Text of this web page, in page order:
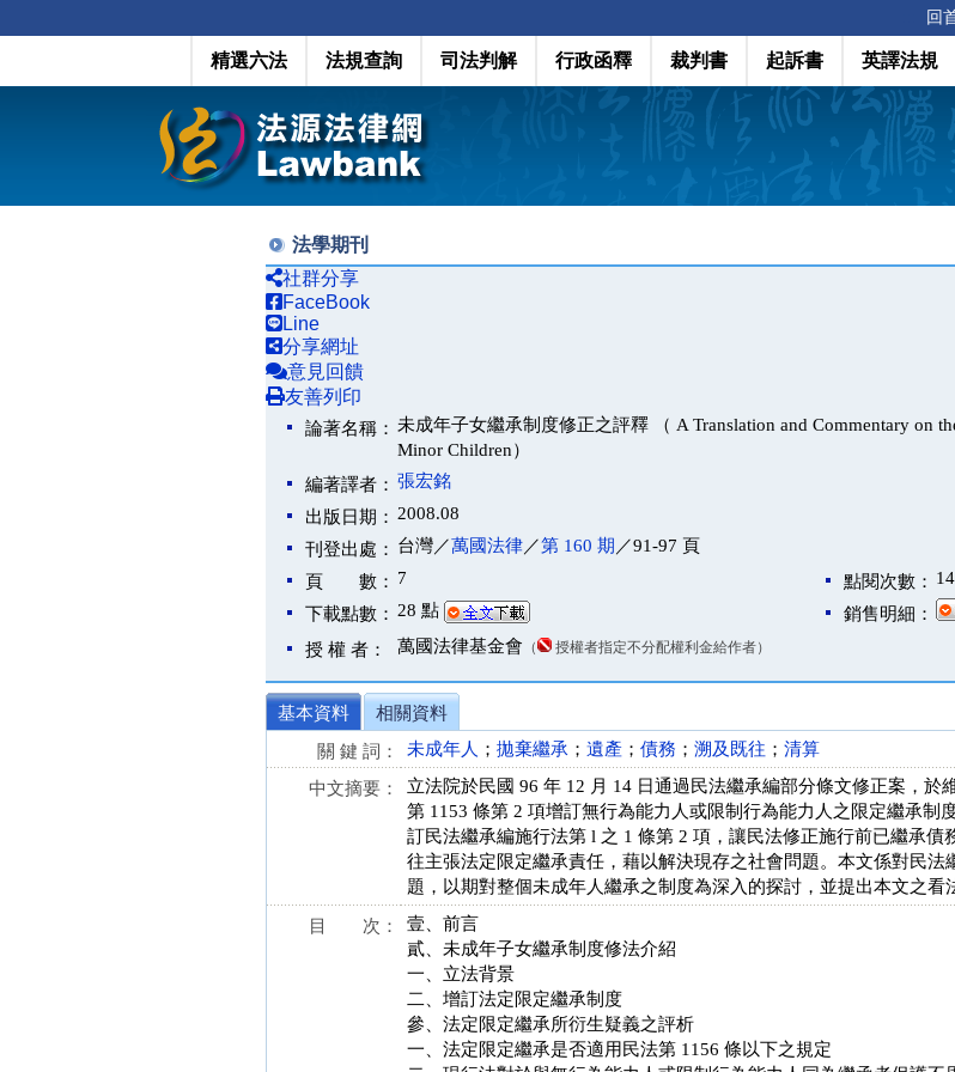
回
精選六法 法規查詢 司法判解 行政函釋 裁判書 起訴書 英譯法規
法學期刊
社群分享
FaceBook
Line
分享網址
意見回饋
友善列印
論著名稱： 未成年子女繼承制度修正之評釋 （ A Translation and Commentary on
Minor Children）
編著譯者： 張宏銘
出版日期： 2008.08
刊登出處： 台灣／萬國法律／第 160 期 ／91-97 頁
頁 數： 7 點閱次數：
下載點數： 28 點
銷售明細：
授 權 者：
萬國法律基金會 （ 授權者指定不分配權利金給作者）
基本資料
相關資料
關 鍵 詞：
未成年人 ； 拋棄繼承 ； 遺產 ； 債務 ； 溯及既往 ； 清算
中文摘要：
立法院於民國 96 年 12 月 14 日通過民法繼承編部分條文修正案，於
第 1153 條第 2 項增訂無行為能力人或限制行為能力人之限定繼承制
訂民法繼承編施行法第 l 之 1 條第 2 項，讓民法修正施行前已繼承
往主張法定限定繼承責任，藉以解決現存之社會問題。本文係對民
題，以期對整個未成年人繼承之制度為深入的探討，並提出本文之看
目 次：
壹、前言
貳、未成年子女繼承制度修法介紹
一、立法背景
二、增訂法定限定繼承制度
參、法定限定繼承所衍生疑義之評析
一、法定限定繼承是否適用民法第 1156 條以下之規定